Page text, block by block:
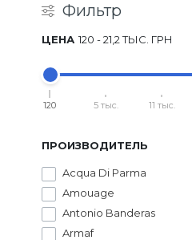
Фильтр
120 -21,2 ТЫС. ГРН
ЦЕНА
120 5 тыс. 11 тыс.
ПРОИЗВОДИТЕЛЬ
Acqua Di Parma
Amouage
Antonio Banderas
Armaf